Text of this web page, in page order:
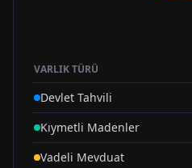
VARLIK TÜRÜ
Devlet Tahvili
Kıymetli Madenler
Vadeli Mevduat